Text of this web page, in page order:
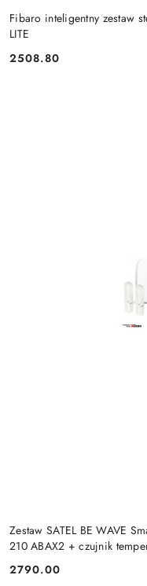
Fibaro inteligentny zestaw
LITE
Cena:
2508.80
Zestaw SATEL BE WAVE
210 ABAX2 + czujnik
Cena:
2790.00